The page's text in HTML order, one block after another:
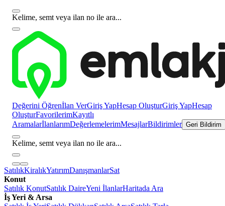
Kelime, semt veya ilan no ile ara...
Değerini Öğrenİlan VerGiriş YapHesap OluşturGiriş YapHesap
OluşturFavorilerimKayıtlı
AramalarİlanlarımDeğerlemelerimMesajlarBildirimler Geri Bildirim
Kelime, semt veya ilan no ile ara...
SatılıkKiralıkYatırımDanışmanlarSat
Konut
Satılık KonutSatılık DaireYeni İlanlarHaritada Ara
İş Yeri & Arsa